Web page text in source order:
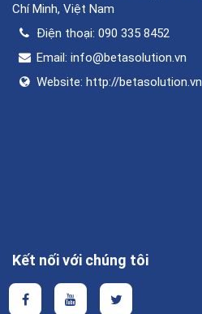
Chí Minh, Việt Nam
Điện thoại: 090 335 8452
Email: info@betasolution.vn
Website: http://betasolution.vn
Kết nối với chúng tôi